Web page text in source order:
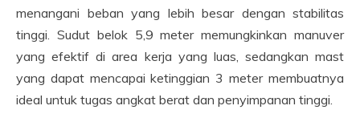
menangani beban yang lebih besar dengan stabilitas
tinggi. Sudut belok 5,9 meter memungkinkan manuver
yang efektif di area kerja yang luas, sedangkan mast
yang dapat mencapai ketinggian 3 meter membuatnya
ideal untuk tugas angkat berat dan penyimpanan tinggi.